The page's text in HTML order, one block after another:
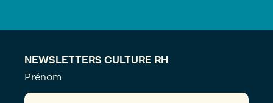
NEWSLETTERS CULTURE RH
Prénom